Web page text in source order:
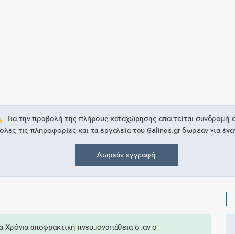
Συνδρομές
Μάθετε περισσότερα για τα οφέλη και τις
επιπλέον παροχές των συνδρομητικών
Ενδείξεις και αγωγές
Για την προβολή της πλήρους καταχώρησης απαιτείται συνδρομή
τις πληροφορίες και τα εργαλεία του Galinos.gr δωρεάν για
Δωρεάν εγγραφή
Χρόνια αποφρακτική πνευμονοπάθεια όταν ο